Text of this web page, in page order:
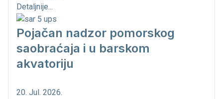
Detaljnije...
Pojačan nadzor pomorskog
saobraćaja i u barskom
akvatoriju
20. Jul. 2026.